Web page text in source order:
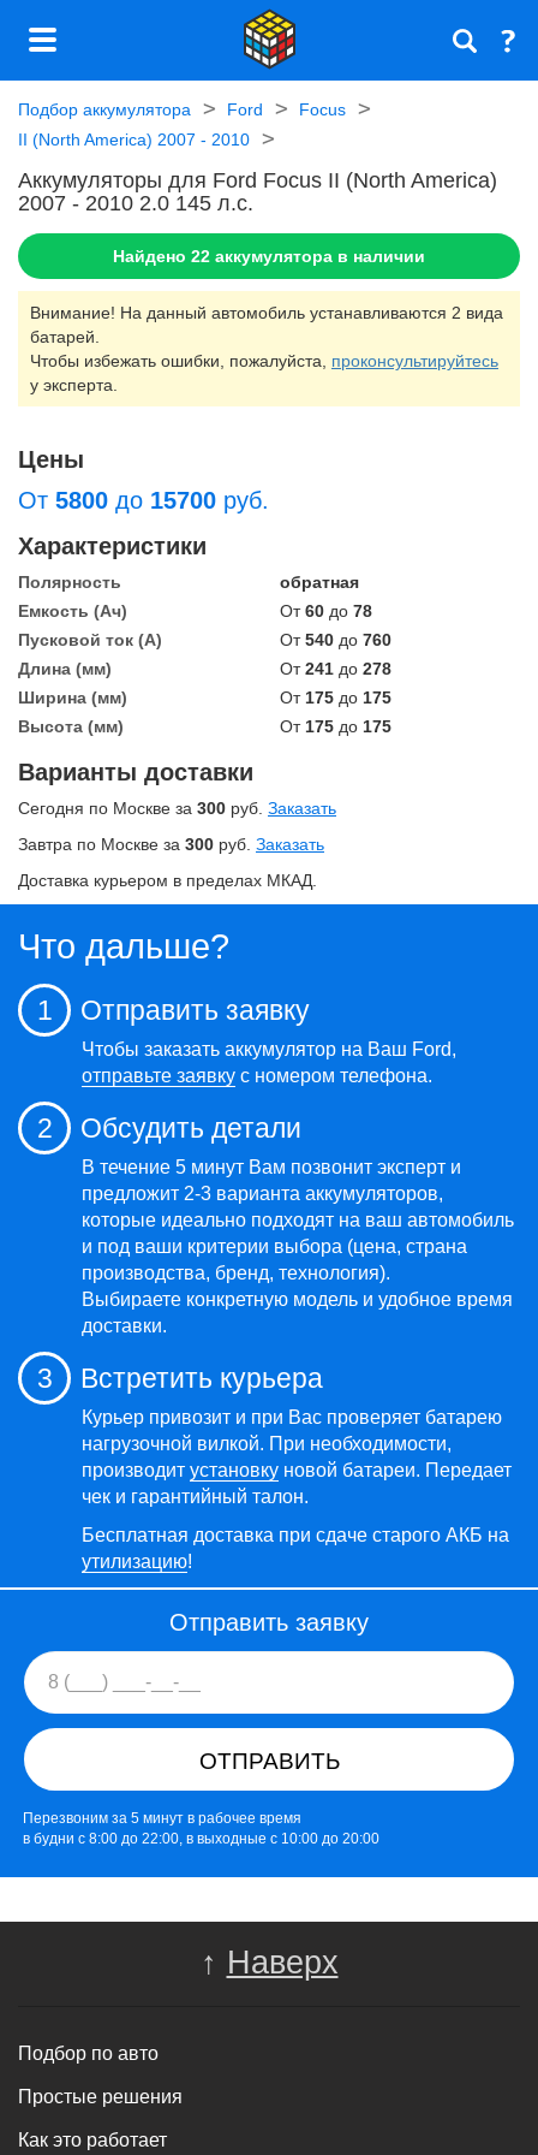
Подбор аккумулятора Ford
Focus
II (North America) 2007 - 2010
Аккумуляторы для Ford Focus II (North America)
2007 - 2010 2.0 145 л.c.
Найдено 22 аккумулятора в наличии
Внимание! На данный автомобиль устанавливаются 2 вида
батарей.
Чтобы избежать ошибки, пожалуйста, проконсультируйтесь
у эксперта.
Цены
От 5800 до 15700 руб.
Характеристики
Полярность
обратная
Емкость (Ач)
От60 до 78
Пусковой ток (А)
От540 до 760
Длина (мм)
От241 до 278
Ширина (мм)
От 175 до 175
Высота (мм)
От 175 до 175
Варианты доставки
Сегодня по Москве за 300 руб. Заказать
Завтра по Москве за 300 руб. Заказать
Доставка курьером в пределах МКАД.
Что дальше?
1 Отправить заявку
Чтобы заказать аккумулятор на Ваш Ford,
отправьте заявку с номером телефона.
2 Обсудить детали
В течение 5 минут Вам позвонит эксперт и
предложит 2-3 варианта аккумуляторов,
которые идеально подходят на ваш автомобиль
и под ваши критерии выбора (цена, страна
производства, бренд, технология).
Выбираете конкретную модель и удобное время
доставки.
3 Встретить курьера
Курьер привозит и при Вас проверяет батарею
нагрузочной вилкой. При необходимости,
производит установку новой батареи. Передает
чек и гарантийный талон.
Бесплатная доставка при сдаче старого АКБ на
утилизацию!
Отправить заявку
ОТПРАВИТЬ
Перезвоним за 5 минут в рабочее время
в будни с 8:00 до 22:00, в выходные с 10:00 до 20:00
↑ Наверх
Подбор по авто
Простые решения
Как это работает